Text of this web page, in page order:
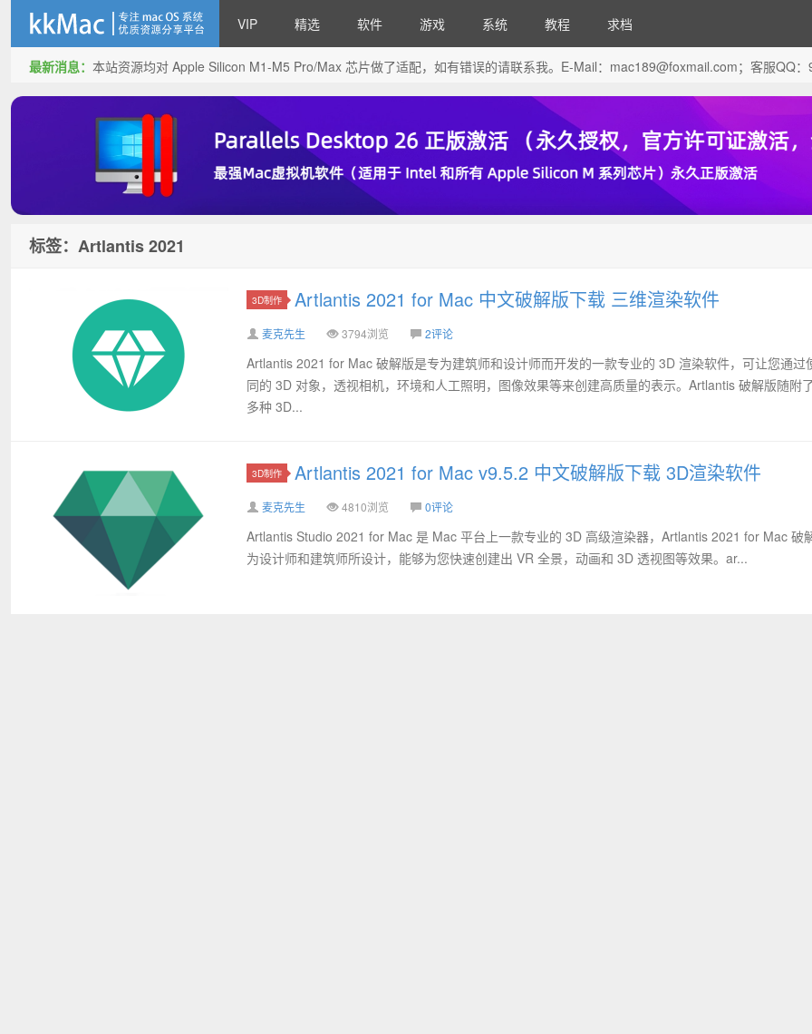
kkMac
VIP 精选 软件 游戏 系统 教程 求档
最新消息： 本站资源均对 Apple Silicon M1-M5 Pro/Max 芯片做了适配，如有错误的请联系我。E-Mail： mac189@foxmail.com；客服QQ
标签：Artlantis 2021
3D制作 Artlantis 2021 for Mac 中文破解版下载 三维渲染软件
麦克先生 3794浏览 2评论
Artlantis 2021 for Mac 破解版是专为建筑师和设计师而开发的一款专业的 3D 渲染软件，可让您通过
同的 3D 对象，透视相机，环境和人工照明，图像效果等来创建高质量的表示。Artlantis 破解版随附
多种 3D...
3D制作 Artlantis 2021 for Mac v9.5.2 中文破解版下载 3D渲染软件
麦克先生 4810浏览 0评论
Artlantis Studio 2021 for Mac 是 Mac 平台上一款专业的 3D 高级渲染器，Artlantis 2021 for Mac 破
为设计师和建筑师所设计，能够为您快速创建出 VR 全景，动画和 3D 透视图等效果。ar...